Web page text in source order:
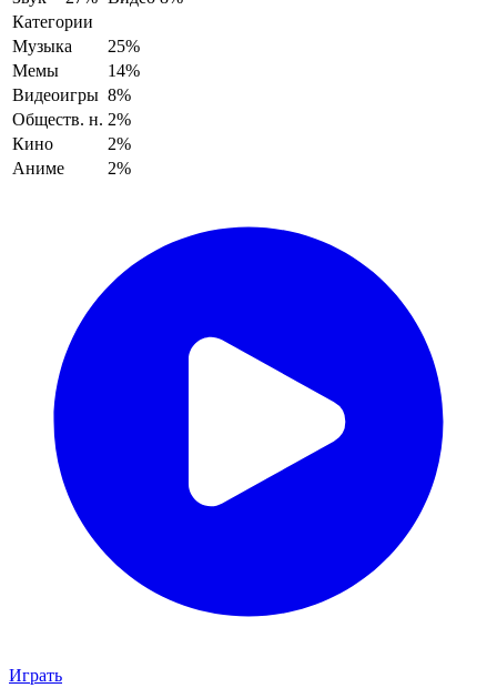
Категории
Музыка
25%
Мемы
14%
Видеоигры 8%
Обществ. н. 2%
Кино
2%
Аниме
2%
Играть